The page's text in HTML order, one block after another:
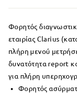
Φορητός
εταιρίας Clarius
πλήρη μενού
δυνατότητα report
για πλήρη
Φορητός